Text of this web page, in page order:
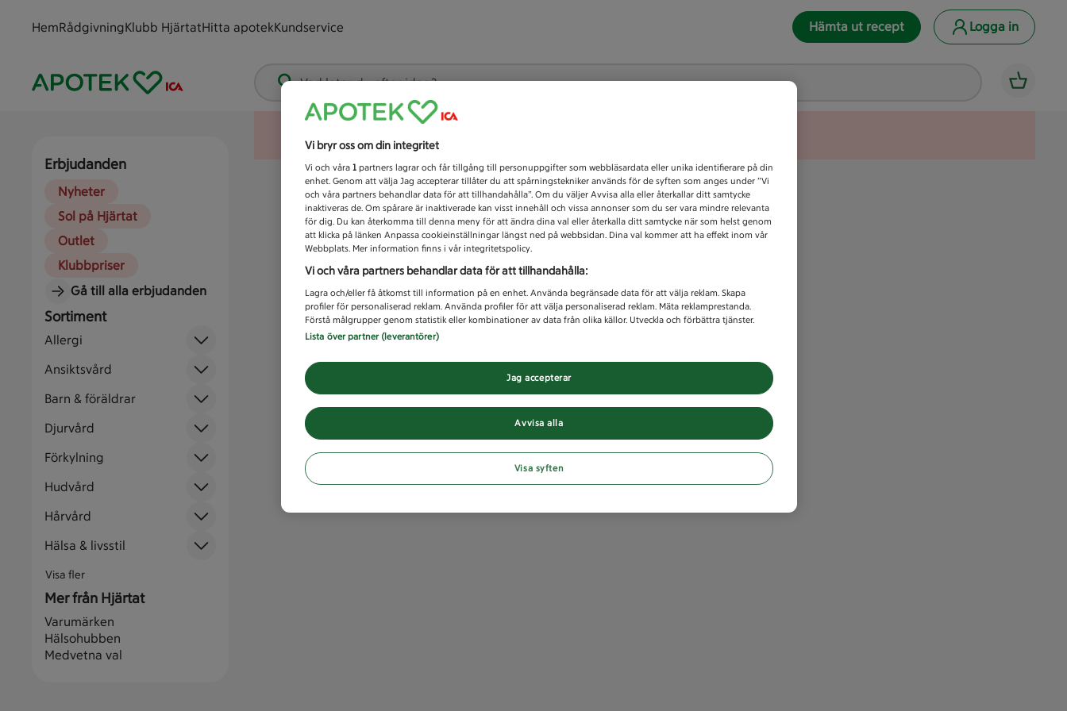
HemRådgivningKlubb HjärtatHitta apotekKundservice Hämta ut recept Logga in
Vad letar du efter idag?
Erbjudanden
Nyheter
Sol på Hjärtat
Outlet
Klubbpriser
Gå till alla erbjudanden
Sortiment
Allergi
Ansiktsvård
Barn & föräldrar
Djurvård
Förkylning
Hudvård
Hårvård
Hälsa & livsstil
Visa fler
Mer från Hjärtat
Varumärken
Hälsohubben
Medvetna val
Vi bryr oss om din integritet
Vi och våra 1 partners lagrar och får tillgång till personuppgifter som webbläsardata eller unika identifierare på din
enhet. Genom att välja Jag accepterar tillåter du att spårningstekniker används för de syften som anges under ”Vi
och våra partners behandlar data för att tillhandahålla”. Om du väljer Avvisa alla eller återkallar ditt samtycke
inaktiveras de. Om spårare är inaktiverade kan visst innehåll och vissa annonser som du ser vara mindre relevanta
för dig. Du kan återkomma till denna meny för att ändra dina val eller återkalla ditt samtycke när som helst genom
att klicka på länken Anpassa cookieinställningar längst ned på webbsidan. Dina val kommer att ha effekt inom vår
Webbplats. Mer information finns i vår integritetspolicy.
Vi och våra partners behandlar data för att tillhandahålla:
Lagra och/eller få åtkomst till information på en enhet. Använda begränsade data för att välja reklam. Skapa
profiler för personaliserad reklam. Använda profiler för att välja personaliserad reklam. Mäta reklamprestanda.
Förstå målgrupper genom statistik eller kombinationer av data från olika källor. Utveckla och förbättra tjänster.
Lista över partner (leverantörer)
Avvisa alla
Jag accepterar
Visa syften